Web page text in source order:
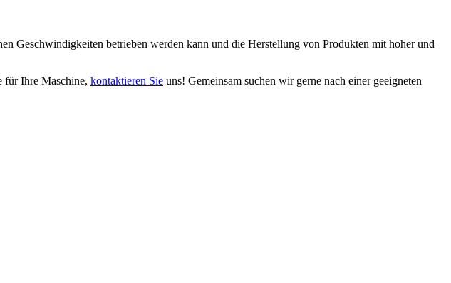
Geschwindigkeiten betrieben werden kann und die Herstellung von Produkten mit hoher und
für Ihre Maschine, kontaktieren Sie uns! Gemeinsam suchen wir gerne nach einer geeigneten